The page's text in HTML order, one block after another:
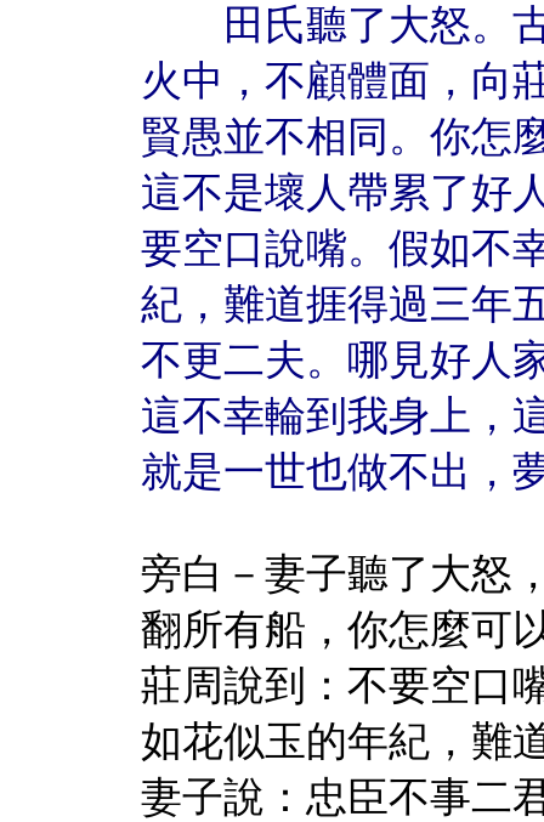
田氏聽了大怒。古
火中，不顧體面，向
賢愚並不相同。你怎
這不是壞人帶累了好
要空口說嘴。假如不
紀，難道捱得過三年
不更二夫。哪見好人
這不幸輪到我身上，
就是一世也做不出，
旁白－妻子聽了大怒
翻所有船，你怎麼可
莊周說到：不要空口
如花似玉的年紀，難
妻子說：忠臣不事二